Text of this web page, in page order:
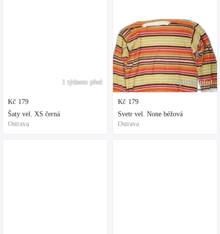
1 týdnem před
Kč 179
Šaty vel. XS černá
Ostrava
1 týdnem před
Kč 179
Svetr vel. None béžová
Ostrava